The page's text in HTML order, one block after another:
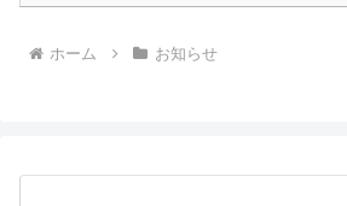
ホーム お知らせ